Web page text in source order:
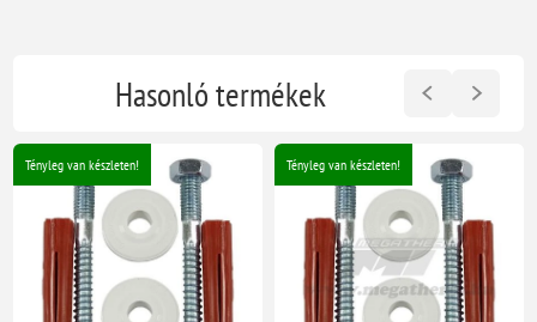
Hasonló termékek
Tényleg van készleten! Tényleg van készleten!